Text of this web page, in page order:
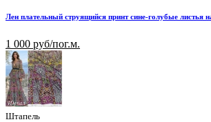
Лен плательный струящийся принт сине-голубые листья
1 000 руб/пог.м.
Штапель